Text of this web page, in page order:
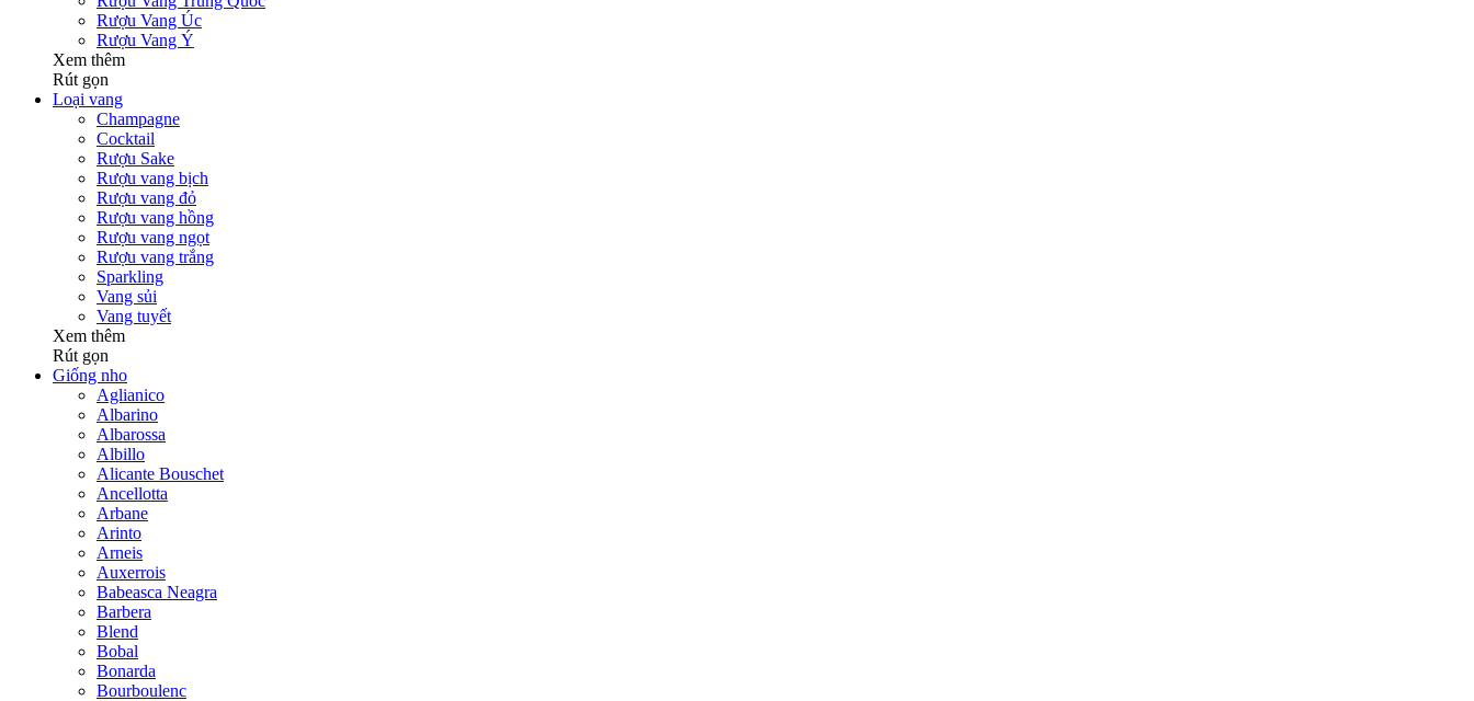
Rượu Vang Úc
Rượu Vang Ý
Xem thêm
Rút gọn
Loại vang
Champagne
Cocktail
Rượu Sake
Rượu vang bịch
Rượu vang đỏ
Rượu vang hồng
Rượu vang ngọt
Rượu vang trắng
Sparkling
Vang sủi
Vang tuyết
Xem thêm
Rút gọn
Giống nho
Aglianico
Albarino
Albarossa
Albillo
Alicante Bouschet
Ancellotta
Arbane
Arinto
Arneis
Auxerrois
Babeasca Neagra
Barbera
Blend
Bobal
Bonarda
Bourboulenc